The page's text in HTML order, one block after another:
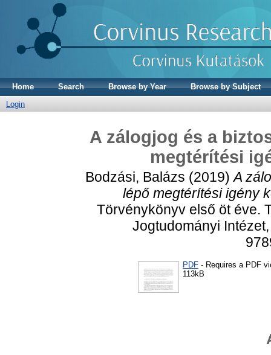
Home Search Browse by Year
Browse by Subject
Login
A zálogjog és a
megtérítési
Bodzási, Balázs (2019)A
lépő megtérítési igény
Törvénykönyv első öt éve.
Jogtudományi
PDF - Requires a PDF
113kB